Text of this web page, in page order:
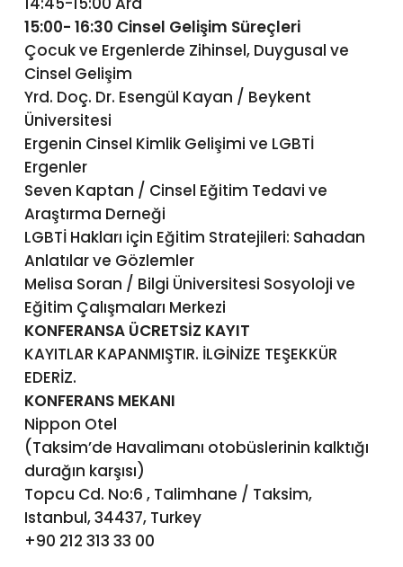
15:00- 16:30 Cinsel Gelişim Süreçleri
Çocuk ve Ergenlerde Zihinsel, Duygusal ve
Cinsel Gelişim
Yrd. Doç. Dr. Esengül Kayan / Beykent
Üniversitesi
Ergenin Cinsel Kimlik Gelişimi ve LGBTİ
Ergenler
Seven Kaptan / Cinsel Eğitim Tedavi ve
Araştırma Derneği
LGBTİ Hakları için Eğitim Stratejileri: Sahadan
Anlatılar ve Gözlemler
Melisa Soran / Bilgi Üniversitesi Sosyoloji ve
Eğitim Çalışmaları Merkezi
KONFERANSA ÜCRETSİZ KAYIT
KAYITLAR KAPANMIŞTIR. İLGİNİZE TEŞEKKÜR
EDERİZ.
KONFERANS MEKANI
Nippon Otel
(Taksim’de Havalimanı otobüslerinin kalktığı
durağın karşısı)
Topcu Cd. No:6 , Talimhane / Taksim,
Istanbul, 34437, Turkey
+90 212 313 33 00